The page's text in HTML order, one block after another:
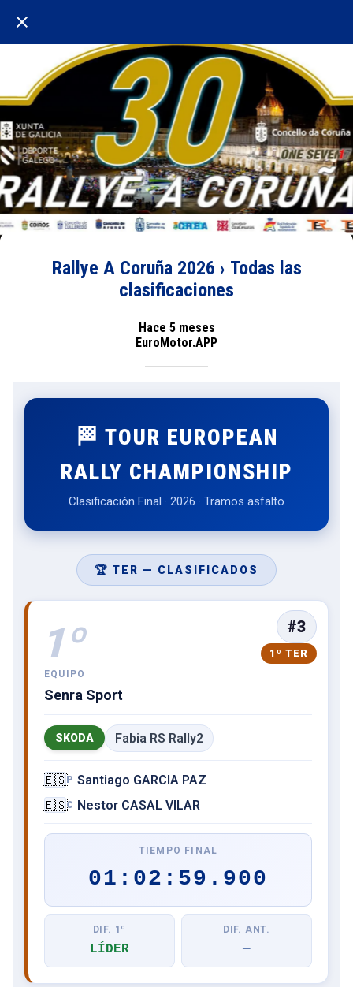
Rallye A Coruña 2026 › Todas las
clasificaciones
Hace 5 meses
EuroMotor.APP
🏁 TOUR EUROPEAN
RALLY CHAMPIONSHIP
Clasificación Final · 2026 · Tramos asfalto
🏆 TER — CLASIFICADOS
1º #3
1º TER
EQUIPO
Senra Sport
SKODA Fabia RS Rally2
🇪🇸P Santiago GARCIA PAZ
🇪🇸C Nestor CASAL VILAR
TIEMPO FINAL
01:02:59.900
DIF. 1º
LÍDER
DIF. ANT.
—